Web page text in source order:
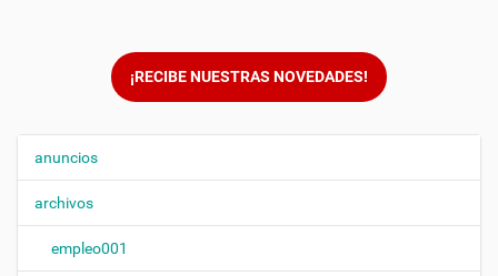
¡RECIBE NUESTRAS NOVEDADES!
N
anuncios
archivos
empleo001